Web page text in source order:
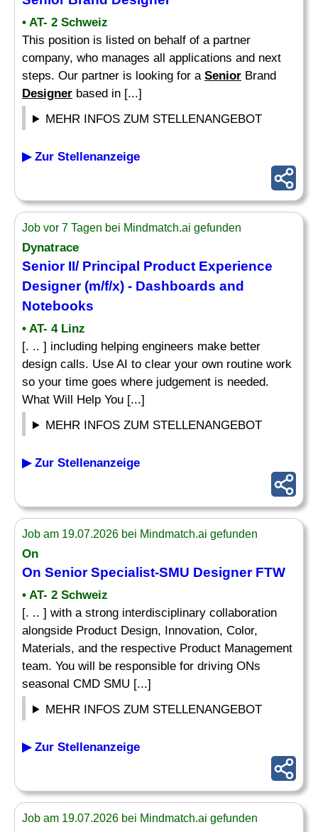
• AT- 2 Schweiz
This position is listed on behalf of a partner
company, who manages all applications and next
steps. Our partner is looking for a Senior Brand
Designer based in [...]
MEHR INFOS ZUM STELLENANGEBOT
▶ Zur Stellenanzeige
Job vor 7 Tagen bei Mindmatch.ai gefunden
Dynatrace
SeniorII/ Principal Product Experience
Designer(m/f/x) - Dashboards and
Notebooks
• AT- 4 Linz
[. .. ] including helping engineers make better
design calls. Use AI to clear your own routine work
so your time goes where judgement is needed.
What Will Help You [...]
MEHR INFOS ZUM STELLENANGEBOT
▶ Zur Stellenanzeige
Job am 19.07.2026 bei Mindmatch.ai gefunden
On
On SeniorSpecialist-SMU DesignerFTW
• AT- 2 Schweiz
[. .. ] with a strong interdisciplinary collaboration
alongside Product Design, Innovation, Color,
Materials, and the respective Product Management
team. You will be responsible for driving ONs
seasonal CMD SMU [...]
MEHR INFOS ZUM STELLENANGEBOT
▶ Zur Stellenanzeige
Job am 19.07.2026 bei Mindmatch.ai gefunden